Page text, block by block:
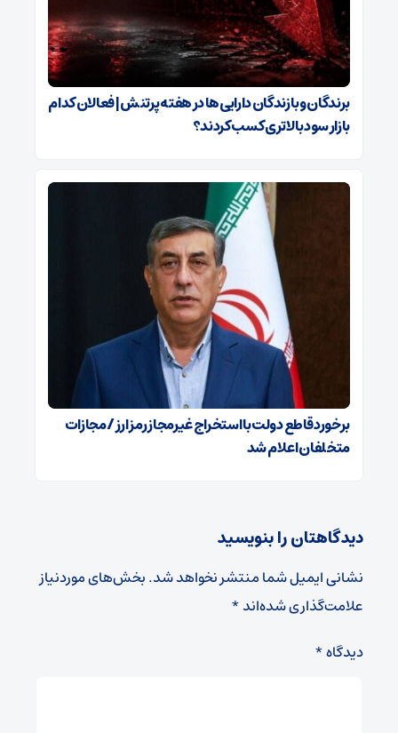
برندگان و بازندگان دارایی‌ها در هفته پرتنش | فعالان کدام
بازار سود بالاتری کسب کردند؟
برخورد قاطع دولت با استخراج غیرمجاز رمز ارز / مجازات
متخلفان اعلام شد
دیدگاهتان را بنویسید
نشانی ایمیل شما منتشر نخواهد شد.بخش‌های موردنیاز
علامت‌گذاری شده‌اند*
دیدگاه*